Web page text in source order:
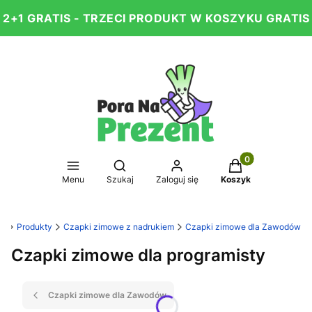
2+1 GRATIS - TRZECI PRODUKT W KOSZYKU GRATIS
Menu
Otwórz wyszukiwarkę
Szukaj Zaloguj się
Produkty w
Koszyk
Produkty Czapki zimowe z nadrukiem Czapki zimowe dla Zawodów
Czapki zimowe dla programisty
Czapki zimowe dla Zawodów